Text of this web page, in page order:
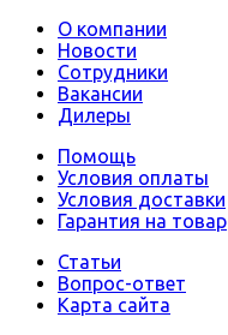
О компании
Новости
Сотрудники
Вакансии
Дилеры
Помощь
Условия оплаты
Условия доставки
Гарантия на товар
Статьи
Вопрос-ответ
Карта сайта